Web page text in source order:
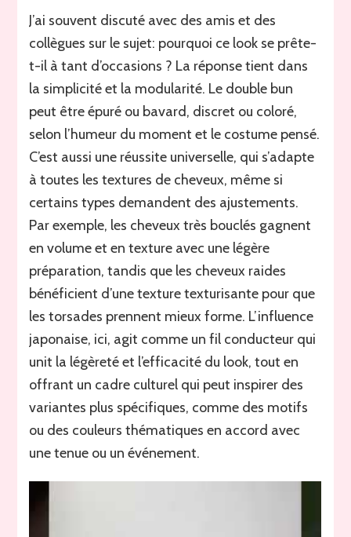
J’ai souvent discuté avec des amis et des
collègues sur le sujet: pourquoi ce look se prête-
t-il à tant d’occasions ? La réponse tient dans
la simplicité et la modularité. Le double bun
peut être épuré ou bavard, discret ou coloré,
selon l’humeur du moment et le costume pensé.
C’est aussi une réussite universelle, qui s’adapte
à toutes les textures de cheveux, même si
certains types demandent des ajustements.
Par exemple, les cheveux très bouclés gagnent
en volume et en texture avec une légère
préparation, tandis que les cheveux raides
bénéficient d’une texture texturisante pour que
les torsades prennent mieux forme. L’influence
japonaise, ici, agit comme un fil conducteur qui
unit la légèreté et l’efficacité du look, tout en
offrant un cadre culturel qui peut inspirer des
variantes plus spécifiques, comme des motifs
ou des couleurs thématiques en accord avec
une tenue ou un événement.